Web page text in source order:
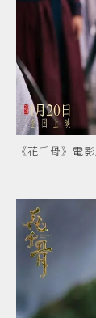
《花千骨》電